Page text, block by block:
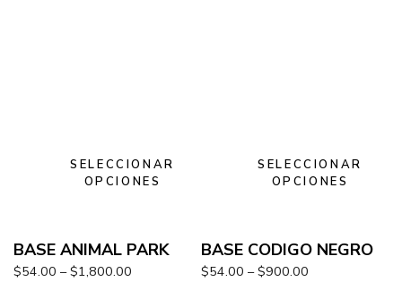
SELECCIONAR
OPCIONES
BASE ANIMAL PARK
$54.00 – $1,800.00
SELECCIONAR
OPCIONES
BASE CODIGO NEGRO
$54.00 – $900.00